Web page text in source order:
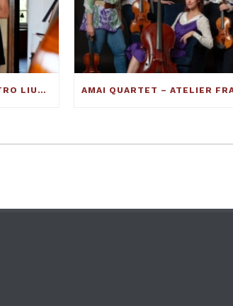
INTERVISTA AL MAESTRO LIUTAIO FRANCESCO TOTO: ECCO COME SI COSTRUISCE UN VIOLINO ECCELLENTE